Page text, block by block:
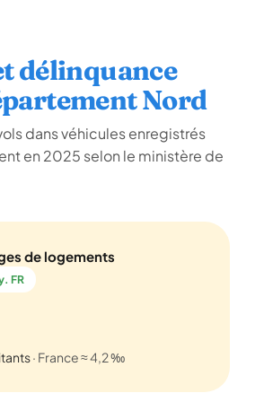
délinquance
Nord
dans véhicules enregistrés
en 2025 selon le ministère de
de logements
FR
· France ≈ 4,2 ‰